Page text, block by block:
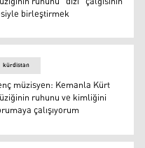
birleştirmek
müziğinin ruhunu ve
kürdistan
müzisyen: Kemanla Kürt
ruhunu ve kimliğini
çalışıyorum